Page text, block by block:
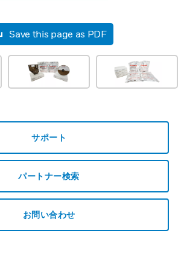
Save this page as PDF
サポート
パートナー検索
お問い合わせ